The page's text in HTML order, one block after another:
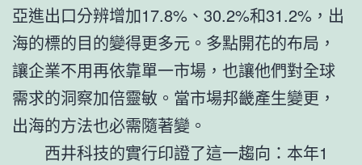
亞進出口分辨增加17.8%、30.2%和31.2%，出
海的標的目的變得更多元。多點開花的布局，
讓企業不用再依靠單一市場，也讓他們對全球
需求的洞察加倍靈敏。當市場邦畿產生變更，
出海的方法也必需隨著變。
西井科技的實行印證了這一趨向：本年1